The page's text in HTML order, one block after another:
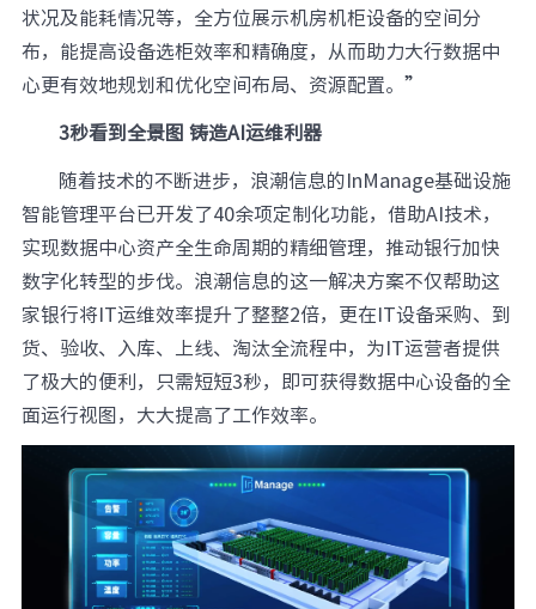
状况及能耗情况等，全方位展示机房机柜设备的空间分
布，能提高设备选柜效率和精确度，从而助力大行数据中
心更有效地规划和优化空间布局、资源配置。”
3秒看到全景图 铸造AI运维利器
随着技术的不断进步，浪潮信息的InManage基础设施
智能管理平台已开发了40余项定制化功能，借助AI技术，
实现数据中心资产全生命周期的精细管理，推动银行加快
数字化转型的步伐。浪潮信息的这一解决方案不仅帮助这
家银行将IT运维效率提升了整整2倍，更在IT设备采购、到
货、验收、入库、上线、淘汰全流程中，为IT运营者提供
了极大的便利，只需短短3秒，即可获得数据中心设备的全
面运行视图，大大提高了工作效率。